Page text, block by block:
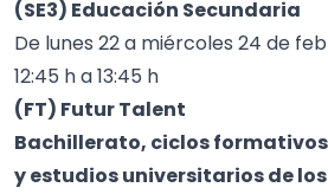
(SE3) Educación Secundaria
De lunes 22 a miércoles 24 de
12:45 h a 13:45 h
(FT) Futur Talent
Bachillerato, ciclos
y estudios universitarios de